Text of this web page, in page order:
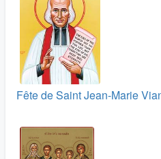
Fête de Saint Jean-Marie